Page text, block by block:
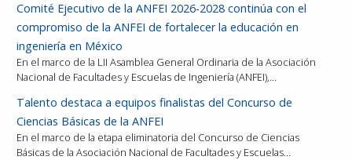
Comité Ejecutivo de la ANFEI 2026-2028 continúa con el
compromiso de la ANFEI de fortalecer la educación en
ingeniería en México
En el marco de la LII Asamblea General Ordinaria de la Asociación
Nacional de Facultades y Escuelas de Ingeniería (ANFEI),…
Talento destaca a equipos finalistas del Concurso de
Ciencias Básicas de la ANFEI
En el marco de la etapa eliminatoria del Concurso de Ciencias
Básicas de la Asociación Nacional de Facultades y Escuelas…